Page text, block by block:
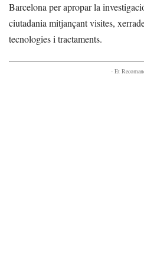
Barcelona per apropar la
ciutadania mitjançant visites,
tecnologies i tractaments.
- Et